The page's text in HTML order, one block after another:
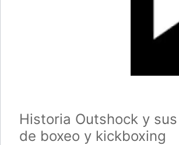
Historia Outshock y
de boxeo y kickboxing